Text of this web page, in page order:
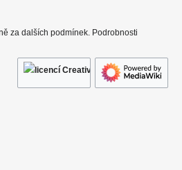
za dalších podmínek. Podrobnosti